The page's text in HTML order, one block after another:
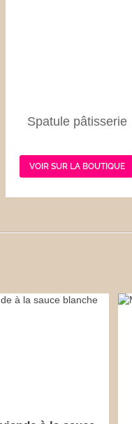
Spatule pâtisserie
VOIR SUR LA BOUTIQUE